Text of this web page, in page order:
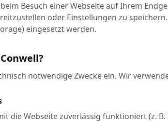
Besuch einer Webseite auf Ihrem
oder Einstellungen zu
eingesetzt werden.
notwendige Zwecke ein. Wir
die Webseite zuverlässig funktioniert (z.